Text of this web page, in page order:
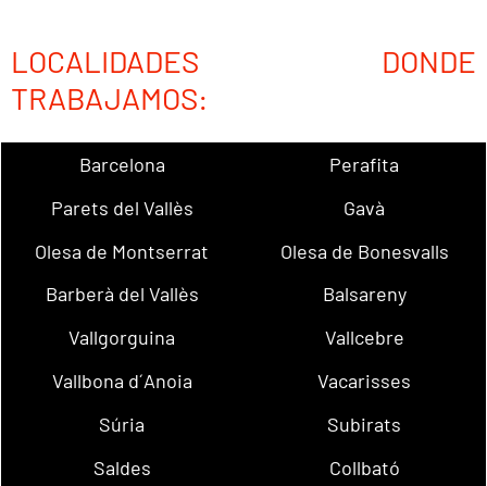
LOCALIDADES DONDE
TRABAJAMOS:
Barcelona
Perafita
Parets del Vallès
Gavà
Olesa de Montserrat
Olesa de Bonesvalls
Barberà del Vallès
Balsareny
Vallgorguina
Vallcebre
Vallbona d´Anoia
Vacarisses
Súria
Subirats
Saldes
Collbató